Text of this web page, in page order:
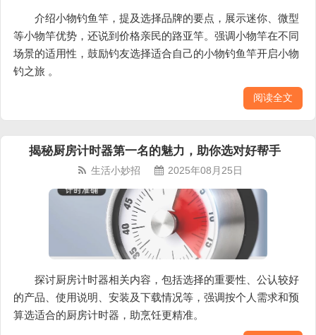
介绍小物钓鱼竿，提及选择品牌的要点，展示迷你、微型
等小物竿优势，还说到价格亲民的路亚竿。强调小物竿在不同
场景的适用性，鼓励钓友选择适合自己的小物钓鱼竿开启小物
钓之旅 。
阅读全文
揭秘厨房计时器第一名的魅力，助你选对好帮手
生活小妙招 2025年08月25日
探讨厨房计时器相关内容，包括选择的重要性、公认较好
的产品、使用说明、安装及下载情况等，强调按个人需求和预
算选适合的厨房计时器，助烹饪更精准。